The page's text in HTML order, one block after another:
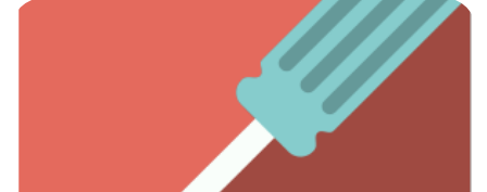
Todas las herramientas que necesitas.
Ver artículos